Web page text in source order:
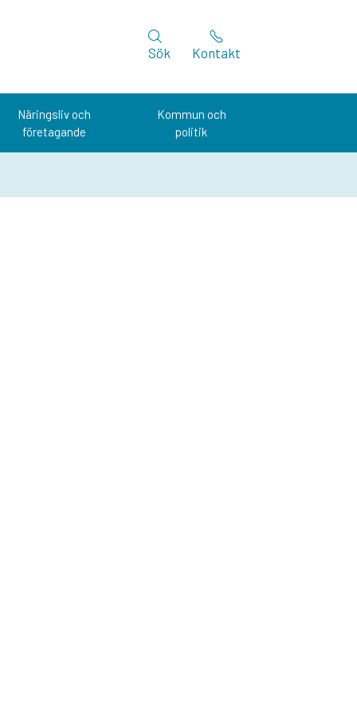
Sök
Kontakt
Näringsliv och
företagande
Kommun och
politik